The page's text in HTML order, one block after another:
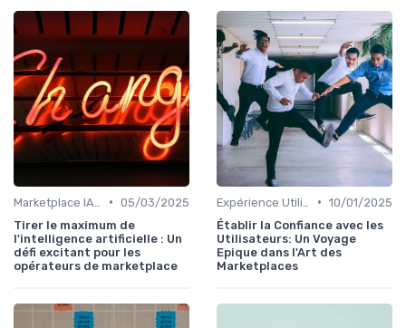
• 05/03/2025
Tirer le maximum de
l'intelligence artificielle : Un
défi excitant pour les
opérateurs de marketplace
• 10/01/2025
Établir la Confiance avec les
Utilisateurs: Un Voyage
Epique dans l'Art des
Marketplaces